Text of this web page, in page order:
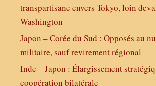
transpartisane envers Tokyo, loin
Washington
Japon – Corée du Sud : Opposés au
militaire, sauf revirement régional
Inde – Japon : Élargissement
coopération bilatérale